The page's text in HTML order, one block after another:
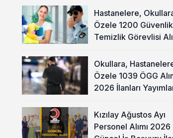
Hastanelere,
Özele 1200
Temizlik Görevlisi
Okullara,
Özele 1039 ÖGG
2026 İlanları
Kızılay Ağustos Ayı
Personel Alımı 2026